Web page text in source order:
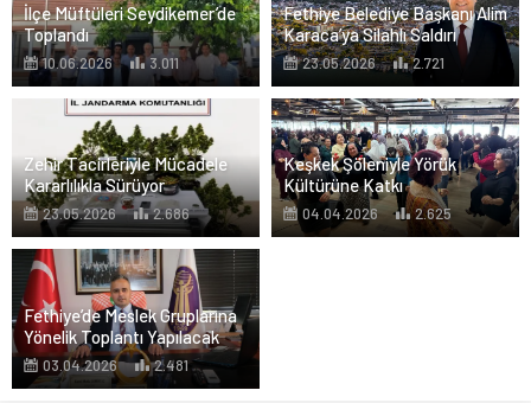
İlçe Müftüleri Seydikemer’de
Toplandı
10.06.2026 3.011
Fethiye Belediye Başkanı Alim
Karaca’ya Silahlı Saldırı
23.05.2026 2.721
Zehir Tacirleriyle Mücadele
Kararlılıkla Sürüyor
23.05.2026 2.686
Keşkek Şöleniyle Yörük
Kültürüne Katkı
04.04.2026 2.625
Fethiye’de Meslek Gruplarına
Yönelik Toplantı Yapılacak
03.04.2026 2.481